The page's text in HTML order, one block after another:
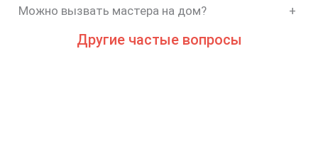
Можно вызвать мастера на дом? +
Другие частые вопросы